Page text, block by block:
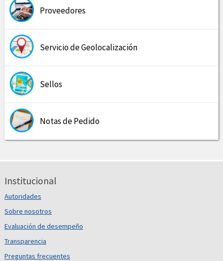
Proveedores
Servicio de Geolocalización
Sellos
Notas de Pedido
Institucional
Autoridades
Sobre nosotros
Evaluación de desempeño
Transparencia
Preguntas frecuentes